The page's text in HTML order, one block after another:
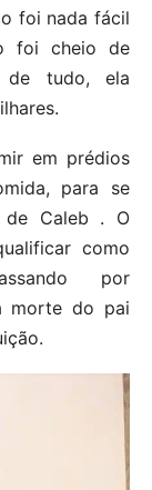
foi nada fácil
foi cheio de
de tudo, ela
em prédios
para se
de Caleb . O
como
por
morte do pai